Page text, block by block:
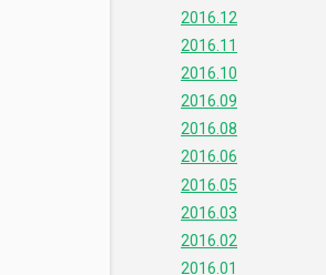
2016.12
2016.11
2016.10
2016.09
2016.08
2016.06
2016.05
2016.03
2016.02
2016.01